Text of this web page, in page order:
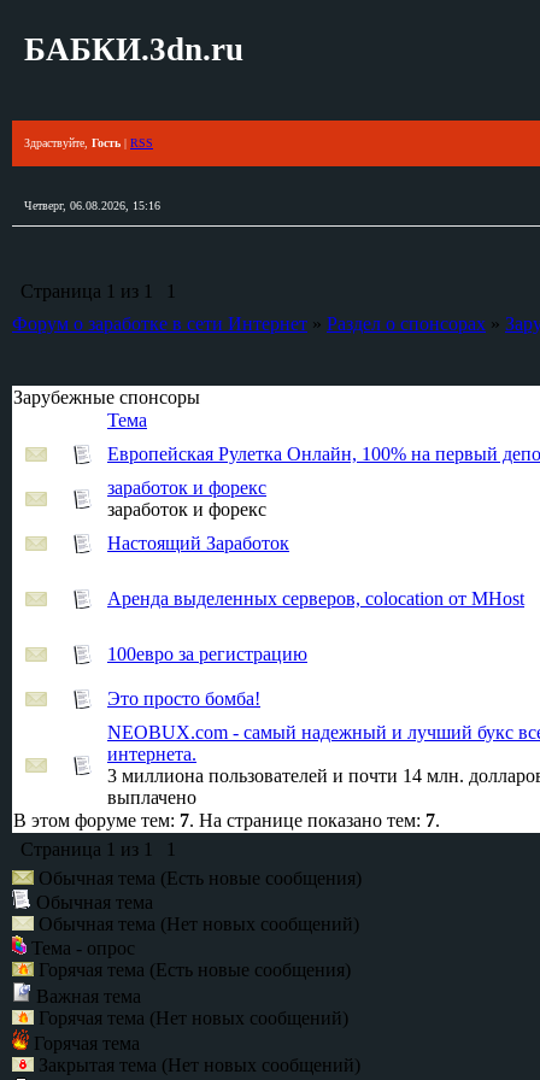
БАБКИ.3dn.ru
Здраствуйте, Гость | RSS
Четверг, 06.08.2026, 15:16
Страница 1 из 1
1
Форум о заработке в сети Интернет » Раздел о спонсорах »
Зарубежные спонсоры
Тема
Европейская Рулетка Онлайн, 100% на первый
заработок и форекс
заработок и форекс
Настоящий Заработок
Аренда выделенных серверов, colocation от MHost
100евро за регистрацию
Это просто бомба!
NEOBUX.com - самый надежный и лучший букс
интернета.
3 миллиона пользователей и почти 14 млн.
выплачено
В этом форуме тем: 7. На странице показано тем: 7.
Страница 1 из 1
1
Обычная тема (Есть новые сообщения)
Обычная тема
Обычная тема (Нет новых сообщений)
Тема - опрос
Горячая тема (Есть новые сообщения)
Важная тема
Горячая тема (Нет новых сообщений)
Горячая тема
Закрытая тема (Нет новых сообщений)